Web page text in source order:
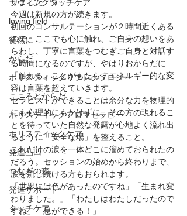
ラヴィングタッチケア
loving field
徒然に
からだ
ホリスティックリフレクソロジー
こころとからだ
ホリスティックアロマセラピー
ホリスティックケア
発達凸凹
つむぎの森
発達サポート
タッチケア
今週は新規の方が続きます。
初回のコンサルテーションが２時間近くある
ので、ここでも心に触れ、ご自身の想いをあ
らわし、丁寧に言葉をつむぎご自身と対話す
る時間になるのですが、やはりおからだに
「触れる」ことがもたらすエネルギー的な変
容は言葉を超えていきます。
セラピストができることは余分な力を物理的
にも心理的にもかけずに、その方の現れるこ
とを待っていた自然な発露が心地よく流れ出
るように「安全な場」を整えること。
これだけの涙を一体どこに溜めておられたの
だろう。セッションの始めから終わりまで、
涙を流し続ける方もおられます。
「世界には色があったのですね」「生まれ変
わりました。」「わたしはわたしだったので
すね」「息ができる！」